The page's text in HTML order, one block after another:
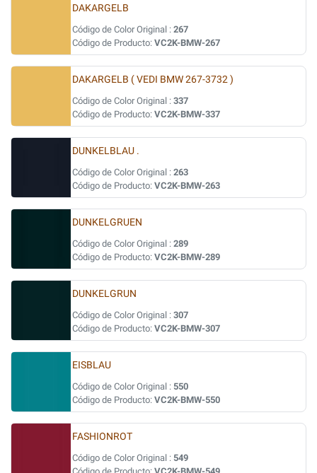
DAKARGELB
Código de Color Original : 267
Código de Producto: VC2K-BMW-267
DAKARGELB ( VEDI BMW 267-3732 )
Código de Color Original : 337
Código de Producto: VC2K-BMW-337
DUNKELBLAU .
Código de Color Original : 263
Código de Producto: VC2K-BMW-263
DUNKELGRUEN
Código de Color Original : 289
Código de Producto: VC2K-BMW-289
DUNKELGRUN
Código de Color Original : 307
Código de Producto: VC2K-BMW-307
EISBLAU
Código de Color Original : 550
Código de Producto: VC2K-BMW-550
FASHIONROT
Código de Color Original : 549